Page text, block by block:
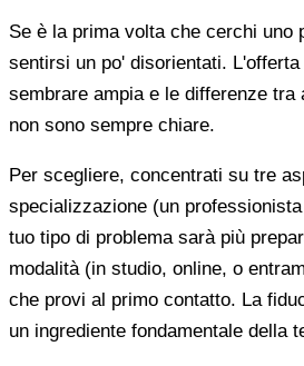
Se è la prima volta che cerchi uno
sentirsi un po' disorientati.
sembrare ampia e le differenze tra
non sono sempre chiare.
Per scegliere, concentrati su tre
specializzazione (un
tuo tipo di problema sarà più
modalità (in studio, online, o
che provi al primo contatto. La
un ingrediente fondamentale della